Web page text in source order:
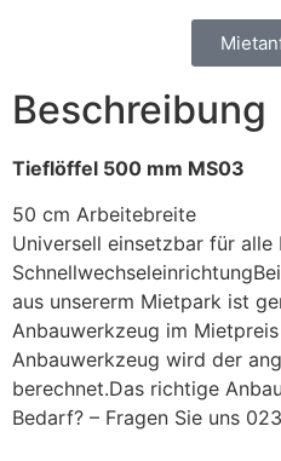
Beschreibung
Tieflöffel 500 mm MS03
50 cm Arbeitebreite
Universell einsetzbar für
aus unsererm Mietpark ist
Anbauwerkzeug im
Anbauwerkzeug wird der
berechnet.Das richtige
Bedarf? – Fragen Sie uns